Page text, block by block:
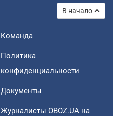
В начало
Команда
Политика
конфиденциальности
Документы
Журналисты OBOZ.UA на